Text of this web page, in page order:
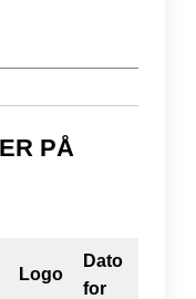
PÅ
Logo
Dato
for